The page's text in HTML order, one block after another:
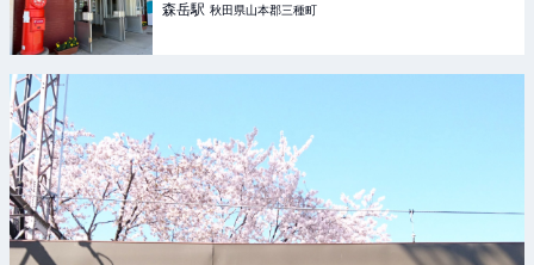
森岳駅 秋田県山本郡三種町